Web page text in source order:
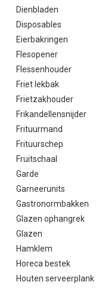
Dienbladen
Disposables
Eierbakringen
Flesopener
Flessenhouder
Friet lekbak
Frietzakhouder
Frikandellensnijder
Frituurmand
Frituurschep
Fruitschaal
Garde
Garneerunits
Gastronormbakken
Glazen ophangrek
Glazen
Hamklem
Horeca bestek
Houten serveerplank